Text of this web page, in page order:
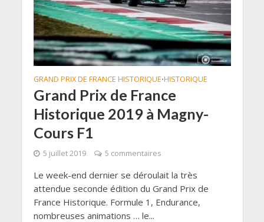
GRAND PRIX DE FRANCE HISTORIQUE•HISTORIQUE
Grand Prix de France
Historique 2019 à Magny-
Cours F1
5 juillet 2019 5 commentaires
Le week-end dernier se déroulait la très
attendue seconde édition du Grand Prix de
France Historique. Formule 1, Endurance,
nombreuses animations … le...